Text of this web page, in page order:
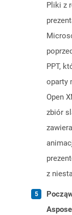
Pliki z
PPT,
oparty
Open
zbiór
z